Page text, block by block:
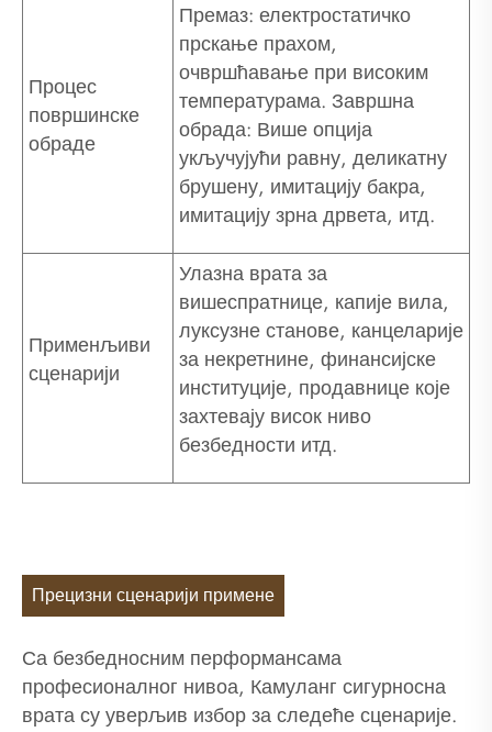
Процес
површинске
обраде
Премаз: електростатичко
прскање прахом,
очвршћавање при високим
температурама. Завршна
обрада: Више опција
укључујући равну, деликатну
брушену, имитацију бакра,
имитацију зрна дрвета, итд.
Применљиви
сценарији
Улазна врата за
вишеспратнице, капије вила,
луксузне станове, канцеларије
за некретнине, финансијске
институције, продавнице које
захтевају висок ниво
безбедности итд.
Прецизни сценарији примене
Са безбедносним перформансама
професионалног нивоа, Камуланг сигурносна
врата су уверљив избор за следеће сценарије.